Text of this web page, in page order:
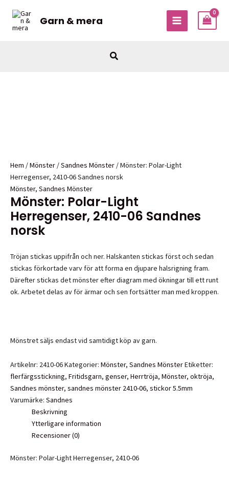
innehåll
Garn & mera
MAIN
Sök
Hem /Mönster /Sandnes Mönster / Mönster: Polar-Light
Herregenser, 2410-06 Sandnes norsk
Mönster, Sandnes Mönster
Mönster: Polar-Light
Herregenser, 2410-06 Sandnes
norsk
Tröjan stickas uppifrån och ner. Halskanten stickas först och sedan
stickas förkortade varv för att forma en djupare halsrigning fram.
Därefter stickas det mönster efter diagram med ökningar till ett runt
ok. Arbetet delas av för ärmar och sen fortsätter man med kroppen.
Mönstret säljs endast vid samtidigt köp av garn.
Artikelnr: 2410-06Kategorier: Mönster, Sandnes MönsterEtiketter:
flerfärgsstickning, Fritidsgarn, genser, Herrtröja, Mönster, oktröja,
Sandnes mönster, sandnes mönster 2410-06, stickor 5.5mm
Varumärke: Sandnes
Beskrivning
Ytterligare information
Recensioner (0)
Mönster: Polar-Light Herregenser, 2410-06